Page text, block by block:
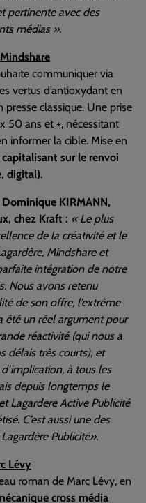
pertinente avec des
médias ».
communiquer via
vertus d’antioxydant en
classique. Une prise
50 ans et +, nécessitant
informer la cible. Mise en
capitalisant sur le renvoi
digital).
KIRMANN,
chez Kraft : « Le plus
de la créativité et le
Mindshare et
intégration de notre
Nous avons retenu
de son offre, l’extrême
été un réel argument pour
réactivité (qui nous a
délais très courts), et
à tous les
depuis longtemps le
Lagardere Active Publicité
C’est aussi une des
Publicité».
Lévy
roman de Marc Lévy, en
cross média